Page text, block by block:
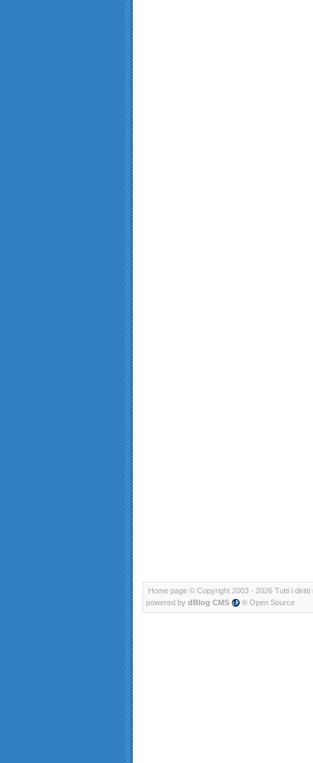
Home page © Copyright 2003 - 2026 Tutti i diritti
powered by dBlog CMS ® Open Source